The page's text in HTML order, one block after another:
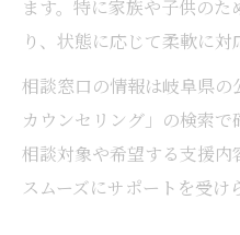
ます。特に家族や子供の
り、状態に応じて柔軟に対
相談窓口の情報は岐阜県
カウンセリング」の検索で
相談対象や希望する支援内
スムーズにサポートを受け